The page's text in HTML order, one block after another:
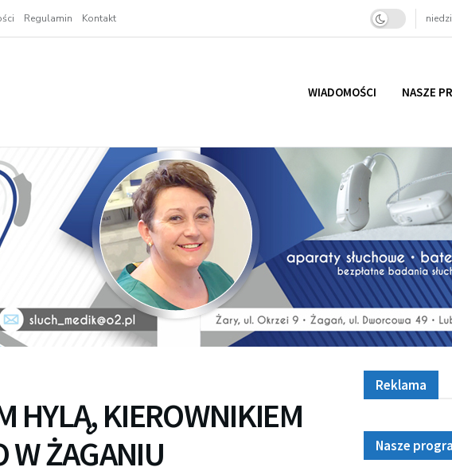
Regulamin Kontakt
WIADOMOŚCI NASZE
HYLĄ, KIEROWNIKIEM
W ŻAGANIU
Reklama
Nasze